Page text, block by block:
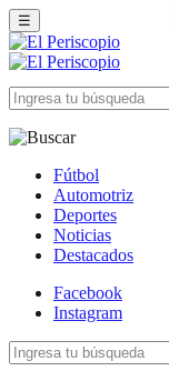
☰
Fútbol
Automotriz
Deportes
Noticias
Destacados
Facebook
Instagram